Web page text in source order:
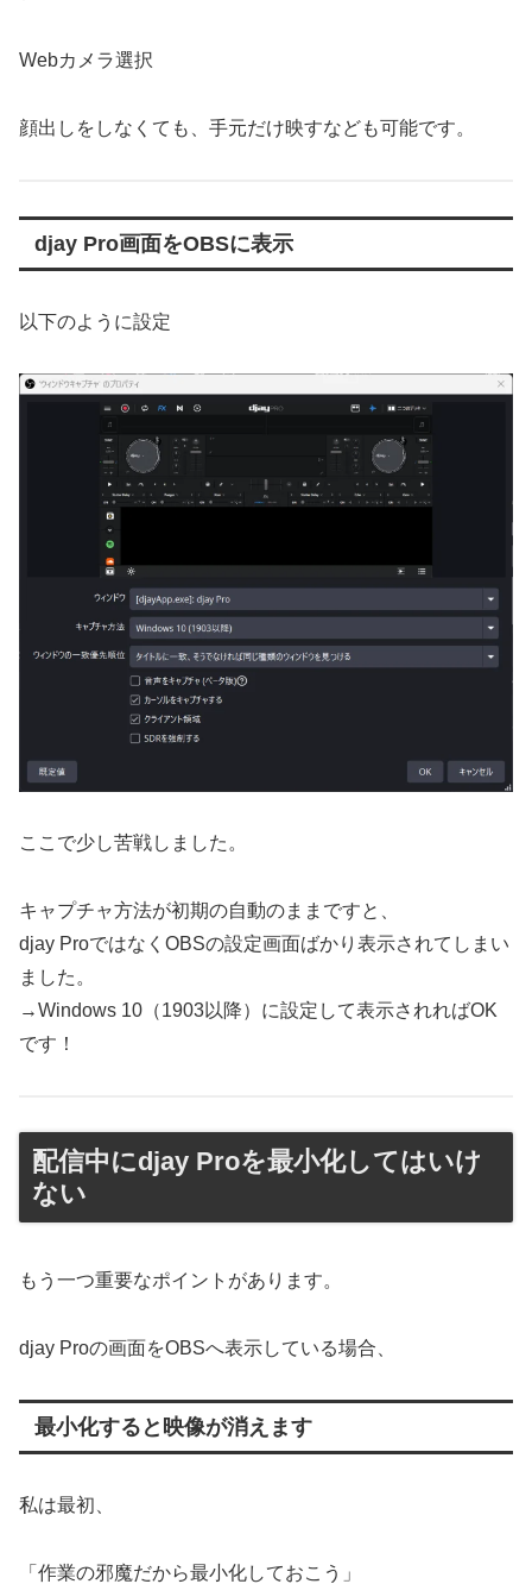
Webカメラ選択
顔出しをしなくても、手元だけ映すなども可能です。
djay Pro画面をOBSに表示
以下のように設定
ここで少し苦戦しました。
キャプチャ方法が初期の自動のままですと、
djay ProではなくOBSの設定画面ばかり表示されてしまい
ました。
→Windows 10（1903以降）に設定して表示されればOK
です！
配信中にdjay Proを最小化してはいけ
ない
もう一つ重要なポイントがあります。
djay Proの画面をOBSへ表示している場合、
最小化すると映像が消えます
私は最初、
「作業の邪魔だから最小化しておこう」